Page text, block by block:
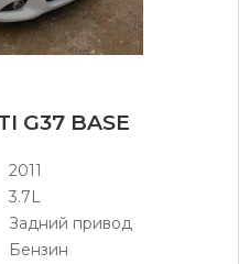
G37 BASE
2011
3.7L
Задний привод
Бензин